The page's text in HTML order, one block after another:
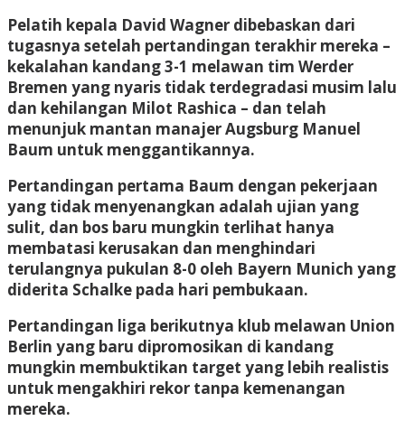
Pelatih kepala David Wagner dibebaskan dari
tugasnya setelah pertandingan terakhir mereka –
kekalahan kandang 3-1 melawan tim Werder
Bremen yang nyaris tidak terdegradasi musim lalu
dan kehilangan Milot Rashica – dan telah
menunjuk mantan manajer Augsburg Manuel
Baum untuk menggantikannya.
Pertandingan pertama Baum dengan pekerjaan
yang tidak menyenangkan adalah ujian yang
sulit, dan bos baru mungkin terlihat hanya
membatasi kerusakan dan menghindari
terulangnya pukulan 8-0 oleh Bayern Munich yang
diderita Schalke pada hari pembukaan.
Pertandingan liga berikutnya klub melawan Union
Berlin yang baru dipromosikan di kandang
mungkin membuktikan target yang lebih realistis
untuk mengakhiri rekor tanpa kemenangan
mereka.